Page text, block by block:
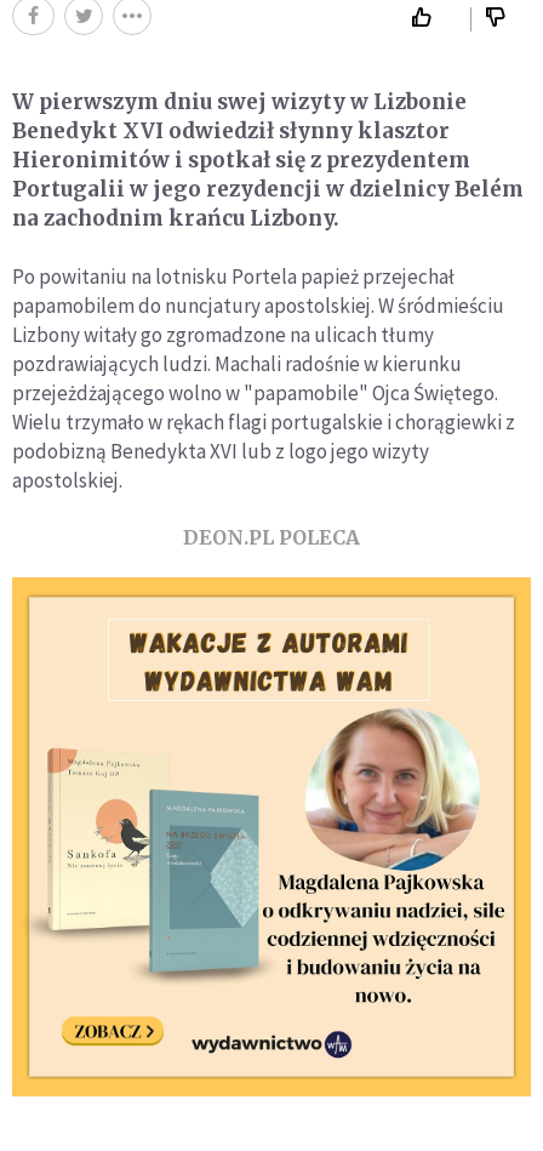
W pierwszym dniu swej wizyty w Lizbonie
Benedykt XVI odwiedził słynny klasztor
Hieronimitów i spotkał się z prezydentem
Portugalii w jego rezydencji w dzielnicy Belém
na zachodnim krańcu Lizbony.
Po powitaniu na lotnisku Portela papież przejechał
papamobilem do nuncjatury apostolskiej. W śródmieściu
Lizbony witały go zgromadzone na ulicach tłumy
pozdrawiających ludzi. Machali radośnie w kierunku
przejeżdżającego wolno w "papamobile" Ojca Świętego.
Wielu trzymało w rękach flagi portugalskie i chorągiewki z
podobizną Benedykta XVI lub z logo jego wizyty
apostolskiej.
DEON.PL POLECA